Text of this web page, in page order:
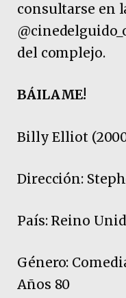
consultarse en
del complejo.
BÁILAME!
Billy Elliot
Dirección:
País: Reino
Género:
Años 80